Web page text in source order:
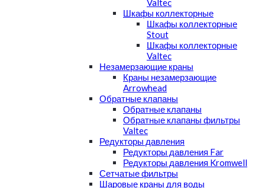
Valtec
Шкафы коллекторные
Шкафы коллекторные
Stout
Шкафы коллекторные
Valtec
Незамерзающие краны
Краны незамерзающие
Arrowhead
Обратные клапаны
Обратные клапаны
Обратные клапаны фильтры
Valtec
Редукторы давления
Редукторы давления Far
Редукторы давления Kromwell
Сетчатые фильтры
Шаровые краны для воды